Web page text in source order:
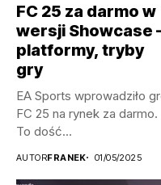
FC 25 za darmo w
wersji Showcase
platformy, tryby
gry
EA Sports wprowadziło
FC 25 na rynek za darmo.
To dość...
AUTORFRANEK 01/05/2025